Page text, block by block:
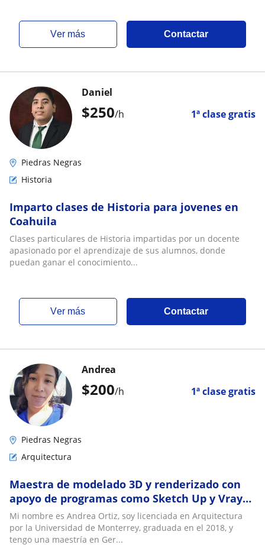
ver más Contactar
$250/h 1ª clase gratis
Daniel
Piedras Negras
Historia
Imparto clases de Historia para jovenes en
Coahuila
Clases particulares de Historia impartidas por un docente
apasionado por el aprendizaje de sus alumnos, donde
puedan ganar el conocimiento...
ver más Contactar
$200/h 1ª clase gratis
Andrea
Piedras Negras
Arquitectura
Maestra de modelado 3D y renderizado con
apoyo de programas como Sketch Up y Vray
para arquitectura, EN LÍNEA
Mi nombre es Andrea Ortiz, soy licenciada en Arquitectura
por la Universidad de Monterrey, graduada en el 2018, y
tengo una maestría en Ger...